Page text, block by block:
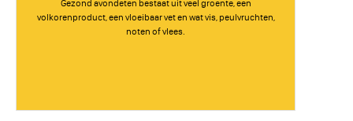
Gezond avondeten bestaat uit veel groente, een
volkorenproduct, een vloeibaar vet en wat vis, peulvruchten,
noten of vlees.